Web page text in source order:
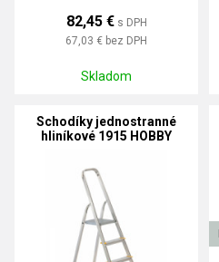
82,45 € s DPH
67,03 € bez DPH
Skladom
Schodíky jednostranné
hliníkové 1915 HOBBY